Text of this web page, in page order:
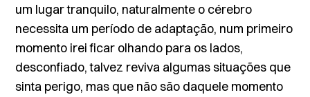
um lugar tranquilo, naturalmente o cérebro
necessita um período de adaptação, num primeiro
momento irei ficar olhando para os lados,
desconfiado, talvez reviva algumas situações que
sinta perigo, mas que não são daquele momento